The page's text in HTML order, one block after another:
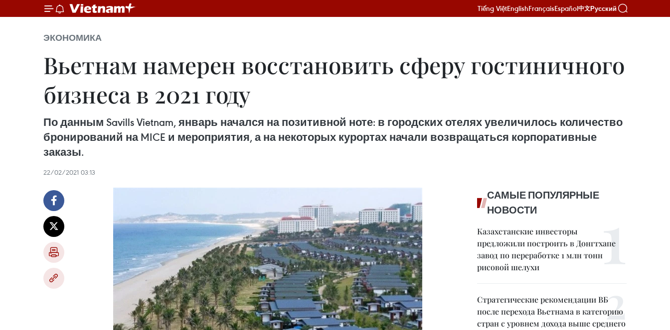
Tiếng ViệtEnglishFrançaisEspañol中文Русский
ЭКОНОМИКА
Вьетнам намерен восстановить сферу гостиничного
бизнеса в 2021 году
По данным Savills Vietnam, январь начался на позитивной ноте: в городских отелях увеличилось количество
бронирований на MICE и мероприятия, а на некоторых курортах начали возвращаться корпоративные
заказы.
22/02/2021 03:13
САМЫЕ ПОПУЛЯРНЫЕ
НОВОСТИ
Казахстанские инвесторы
предложили построить в Донгтхапе
завод по переработке 1 млн тонн
рисовой шелухи
Стратегические рекомендации ВБ
после перехода Вьетнама в категорию
стран с уровнем дохода выше среднего